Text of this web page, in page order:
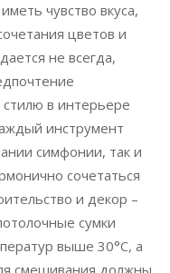
чувство вкуса,
цветов и
не всегда,
стилю в интерьере
инструмент
симфонии, так и
сочетаться
и декор –
сумки
выше 30°С, а
смешивания должны